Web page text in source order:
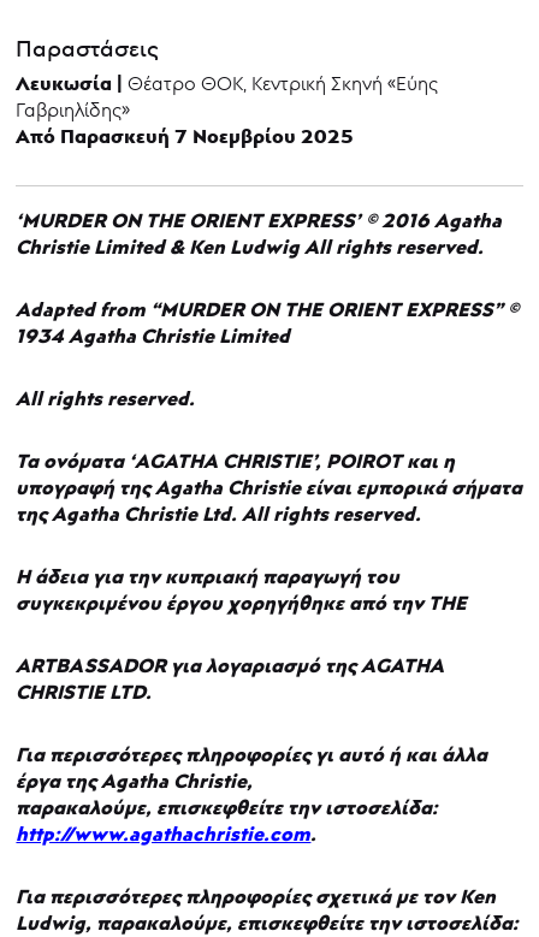
Παραστάσεις
Λευκωσία |Θέατρο ΘΟΚ, Κεντρική Σκηνή «Εύης
Γαβριηλίδης»
Από Παρασκευή 7 Νοεμβρίου 2025
‘MURDER ON THE ORIENT EXPRESS’ © 2016 Agatha
Christie Limited & Ken Ludwig All rights reserved.
Adapted from “MURDER ON THE ORIENT EXPRESS” ©
1934 Agatha Christie Limited
All rights reserved.
Τα ονόματα‘AGATHA CHRISTIE’, POIROTκαι η
υπογραφή τηςAgatha Christieείναι εμπορικά σήματα
τηςAgatha Christie Ltd.All rights reserved.
Η άδεια για την κυπριακή παραγωγή του
συγκεκριμένου έργου χορηγήθηκε από την THE
ARTBASSADOR για λογαριασμό της AGATHA
CHRISTIE LTD.
Για περισσότερες πληροφορίες γι αυτό ή και άλλα
έργα της Agatha Christie,
παρακαλούμε, επισκεφθείτε την ιστοσελίδα:
http://www.agathachristie.com.
Για περισσότερες πληροφορίες σχετικά με τον Ken
Ludwig, παρακαλούμε, επισκεφθείτε την ιστοσελίδα: